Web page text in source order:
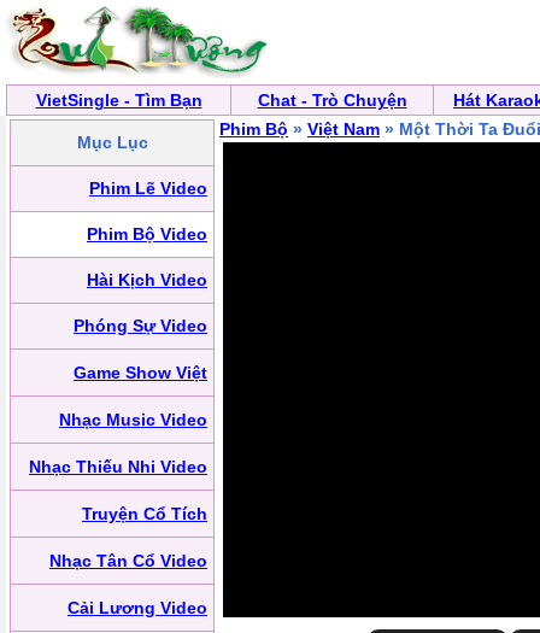
VietSingle - Tìm Bạn Chat - Trò Chuyện Hát
Mục Lục
Phim Lẽ Video
Phim Bộ Video
Hài Kịch Video
Phóng Sự Video
Game Show Việt
Nhạc Music Video
Nhạc Thiếu Nhi Video
Truyện Cổ Tích
Nhạc Tân Cổ Video
Cải Lương Video
Phim Bộ » Việt Nam » Một Thời Ta